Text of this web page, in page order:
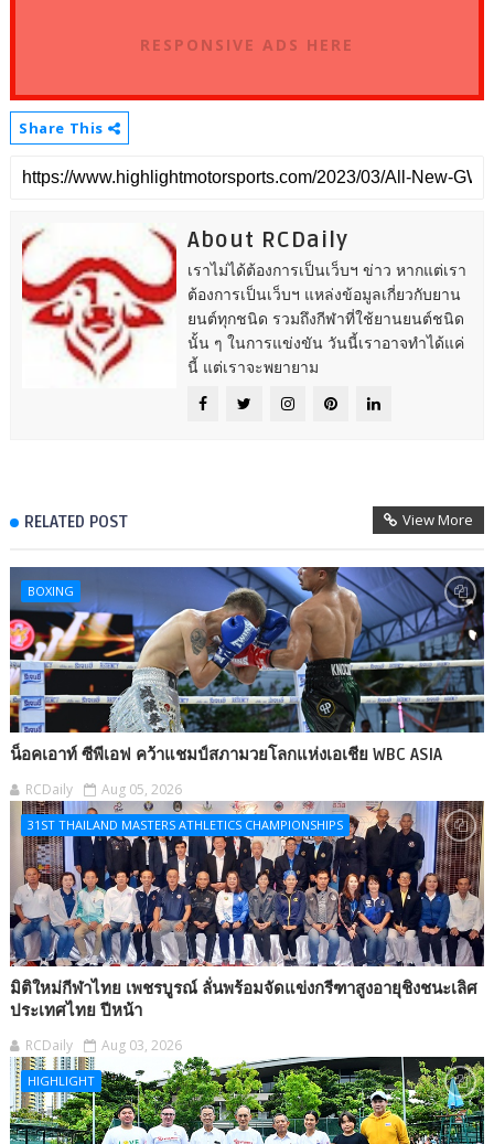
RESPONSIVE ADS HERE
Share This
About RCDaily
เราไม่ได้ต้องการเป็นเว็บฯ ข่าว หากแต่เรา
ต้องการเป็นเว็บฯ แหล่งข้อมูลเกี่ยวกับยาน
ยนต์ทุกชนิด รวมถึงกีฬาที่ใช้ยานยนต์ชนิด
นั้น ๆ ในการแข่งขัน วันนี้เราอาจทำได้แค่
นี้ แต่เราจะพยายาม
RELATED POST View More
BOXING
น็อคเอาท์ ซีพีเอฟ คว้าแชมป์สภามวยโลกแห่งเอเชีย WBC ASIA
RCDaily Aug 05, 2026
31ST THAILAND MASTERS ATHLETICS CHAMPIONSHIPS
มิติใหม่กีฬาไทย เพชรบูรณ์ ลั่นพร้อมจัดแข่งกรีฑาสูงอายุชิงชนะเลิศ
ประเทศไทย ปีหน้า
RCDaily Aug 03, 2026
HIGHLIGHT